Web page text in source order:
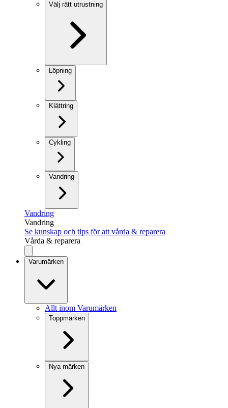
Välj rätt utrustning
Löpning
Klättring
Cykling
Vandring
Vandring
Vandring
Se kunskap och tips för att vårda & reparera
Vårda & reparera
Varumärken
Allt inom Varumärken
Toppmärken
Nya märken